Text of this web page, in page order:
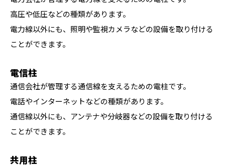
高圧や低圧などの種類があります。
電力線以外にも、照明や監視カメラなどの設備を取り付ける
ことができます。
電信柱
通信会社が管理する通信線を支えるための電柱です。
電話やインターネットなどの種類があります。
通信線以外にも、アンテナや分岐器などの設備を取り付ける
ことができます。
共用柱